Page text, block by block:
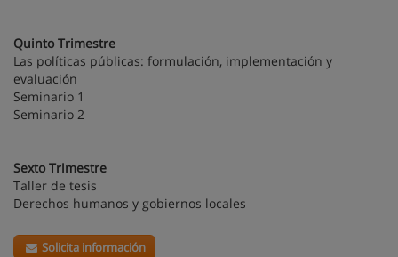
Quinto Trimestre
Las políticas públicas: formulación, implementación y
evaluación
Seminario 1
Seminario 2
Sexto Trimestre
Taller de tesis
Derechos humanos y gobiernos locales
Solicita información